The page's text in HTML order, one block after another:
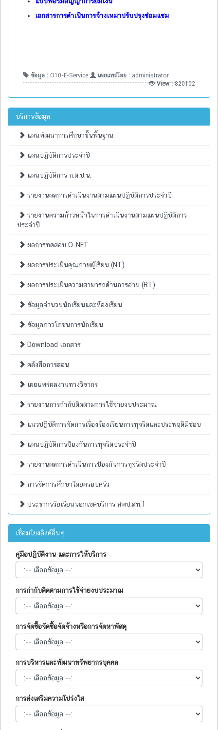
เอกสารการดำเนินการจ้างเหมาปรับปรุงซ่อมแซม
ข้อมูล : O10-E-Service เผยแพร่โดย : administrator
View :820102
บริการข้อมูล
แผนพัฒนาการศึกษาขั้นพื้นฐาน
แผนปฏิบัติการประจำปี
แผนปฏิบัติการ ก.ต.ป.น.
รายงานผลการดำเนินงานตามแผนปฏิบัติการประจำปี
รายงานความก้าวหน้าในการดำเนินงานตามแผนปฏิบัติการ
ประจำปี
ผลการทดสอบ O-NET
ผลการประเมินคุณภาพผู้เรียน (NT)
ผลการประเมินความสามารถด้านการอ่าน (RT)
ข้อมูลจำนวนนักเรียนและห้องเรียน
ข้อมูลภาวโภชนการนักเรียน
Download เอกสาร
คลังสื่อการสอน
เผยแพร่ผลงานทางวิชากร
รายงานการกำกับติดตามการใช้จ่ายงบประมาณ
แนวปฏิบัติการจัดการเรื่องร้องเรียนการทุจริตและประพฤติมิชอบ
แผนปฏิบัติการป้องกันการทุจริตประจำปี
รายงานผลการดำเนินการป้องกันการทุจริตประจำปี
การจัดการศึกษาโดยครอบครัว
ประชากรวัยเรียนนอกเขตบริการ สพป.สท.1
เชื่อมโยงลิงค์อื่นๆ
คู่มือปฏิบัติงาน และการให้บริการ
การกำกับติดตามการใช้จ่ายงบประมาณ
การจัดซื้อจัดซื้อจัดจ้างหรือการจัดหาพัสดุ
การบริหารและพัฒนาทรัพยากรบุคคล
การส่งเสริมความโปร่งใส